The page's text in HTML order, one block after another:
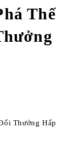
Thế
Thưởng Hấp